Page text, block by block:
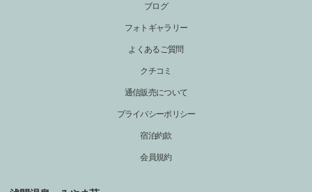
ブログ
フォトギャラリー
よくあるご質問
クチコミ
通信販売について
プライバシーポリシー
宿泊約款
会員規約